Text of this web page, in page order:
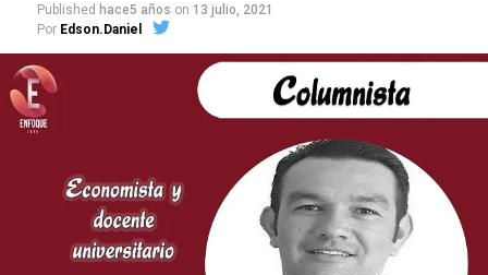
Published hace5 años on 13 julio, 2021
Por Edson.Daniel